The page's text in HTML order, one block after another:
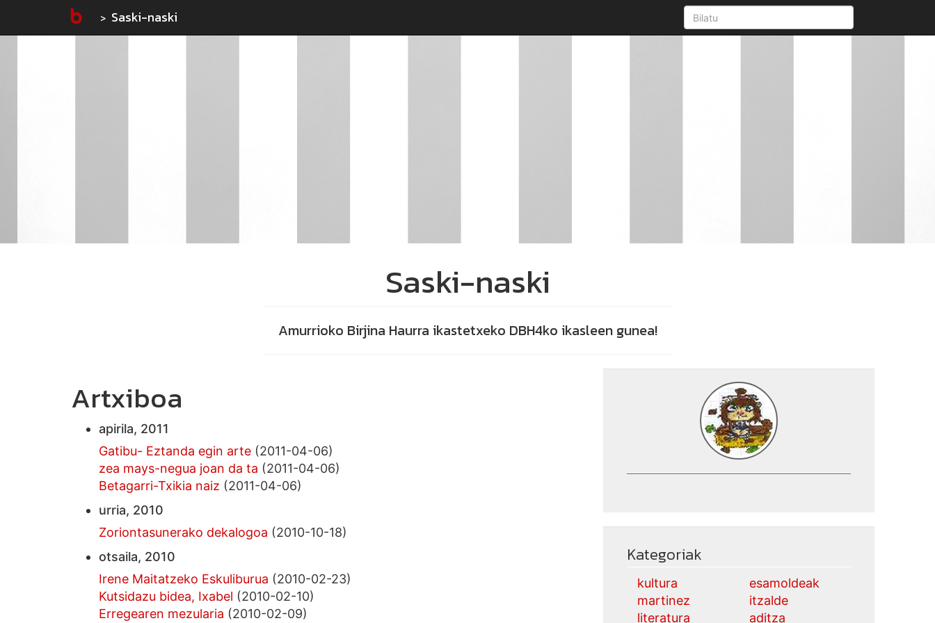
Saski-naski
Saski-naski
Amurrioko Birjina Haurra ikastetxeko DBH4ko ikasleen gunea!
Artxiboa
apirila, 2011
Gatibu- Eztanda egin arte (2011-04-06)
zea mays-negua joan da ta (2011-04-06)
Betagarri-Txikia naiz (2011-04-06)
urria, 2010
Zoriontasunerako dekalogoa (2010-10-18)
otsaila, 2010
Irene Maitatzeko Eskuliburua (2010-02-23)
Kutsidazu bidea, Ixabel (2010-02-10)
Erregearen mezularia (2010-02-09)
Kategoriak
kultura
martinez
literatura
esamoldeak
itzalde
aditza